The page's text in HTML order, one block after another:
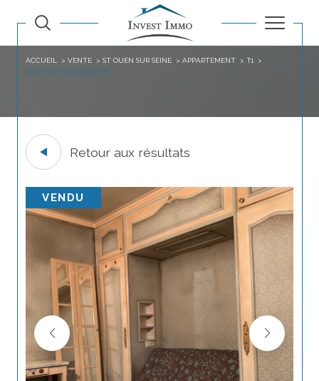
ACCUEIL VENTE ST OUEN SUR SEINE APPARTEMENT
T1
SAINT OUEN LES PUCES
Retour aux résultats
VENDU